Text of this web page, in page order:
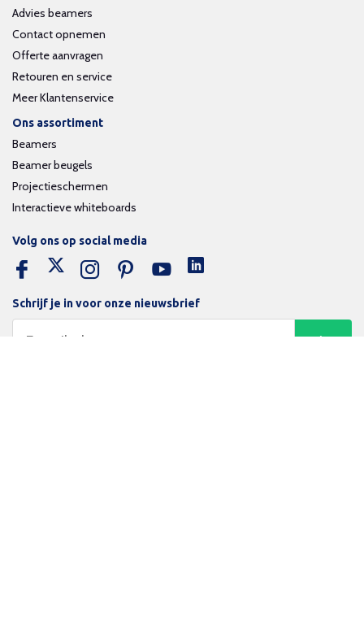
Advies beamers
Contact opnemen
Offerte aanvragen
Retouren en service
Meer Klantenservice
Ons assortiment
Beamers
Beamer beugels
Projectieschermen
Interactieve whiteboards
Schrijf je in voor onze nieuwsbrief
Volg ons op social media